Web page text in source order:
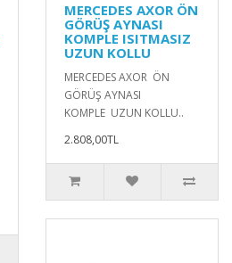
MERCEDES AXOR ÖN
GÖRÜŞ AYNASI
KOMPLE ISITMASIZ
UZUN KOLLU
MERCEDES AXOR ÖN
GÖRÜŞ AYNASI
KOMPLE UZUN KOLLU..
2.808,00TL